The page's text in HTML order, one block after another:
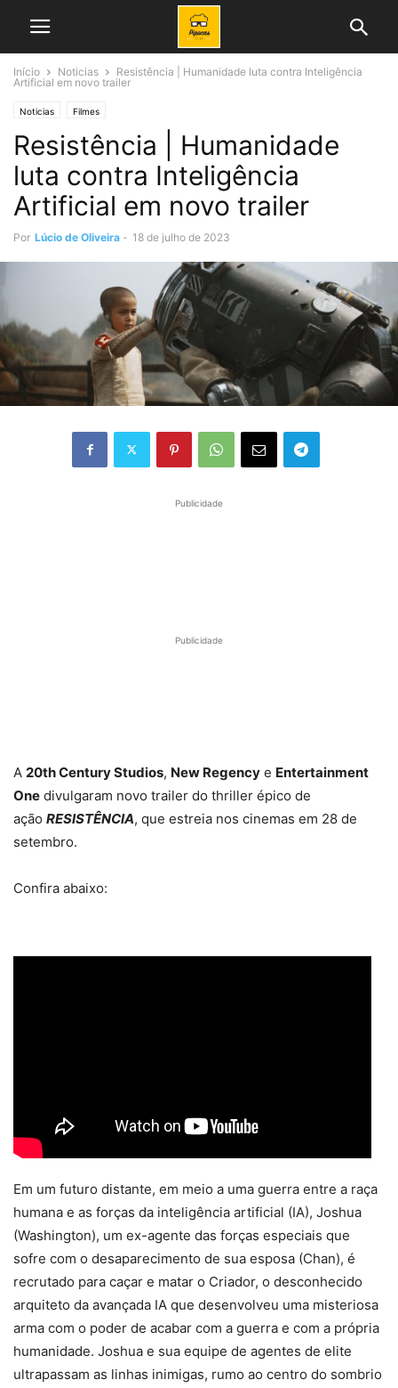
Início Noticias
Resistência | Humanidade luta contra Inteligência
Artificial em novo trailer
Noticias Filmes
Resistência | Humanidade
luta contra Inteligência
Artificial em novo trailer
Por Lúcio de Oliveira - 18 de julho de 2023
Publicidade
Publicidade
A 20th Century Studios, New Regency e Entertainment
One divulgaram novo trailer do thriller épico de
ação RESISTÊNCIA, que estreia nos cinemas em 28 de
setembro.
Confira abaixo:
Em um futuro distante, em meio a uma guerra entre a raça
humana e as forças da inteligência artificial (IA), Joshua
(Washington), um ex-agente das forças especiais que
sofre com o desaparecimento de sua esposa (Chan), é
recrutado para caçar e matar o Criador, o desconhecido
arquiteto da avançada IA que desenvolveu uma misteriosa
arma com o poder de acabar com a guerra e com a própria
humanidade. Joshua e sua equipe de agentes de elite
ultrapassam as linhas inimigas, rumo ao centro do sombrio